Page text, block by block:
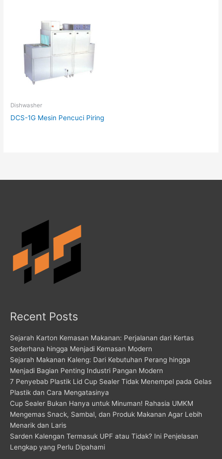
Dishwasher
DCS-1G Mesin Pencuci Piring
Recent Posts
Sejarah Karton Kemasan Makanan: Perjalanan dari Kertas
Sederhana hingga Menjadi Kemasan Modern
Sejarah Makanan Kaleng: Dari Kebutuhan Perang hingga
Menjadi Bagian Penting Industri Pangan Modern
7 Penyebab Plastik Lid Cup Sealer Tidak Menempel pada Gelas
Plastik dan Cara Mengatasinya
Cup Sealer Bukan Hanya untuk Minuman! Rahasia UMKM
Mengemas Snack, Sambal, dan Produk Makanan Agar Lebih
Menarik dan Laris
Sarden Kalengan Termasuk UPF atau Tidak? Ini Penjelasan
Lengkap yang Perlu Dipahami